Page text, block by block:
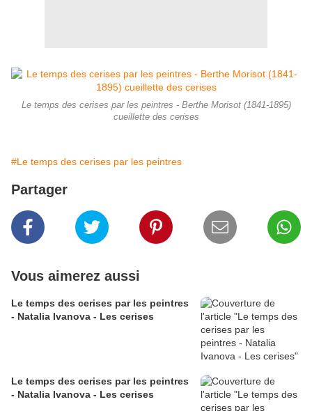
Le temps des cerises par les peintres - Berthe Morisot (1841-1895)
cueillette des cerises
#Le temps des cerises par les peintres
Partager
Vous aimerez aussi
Le temps des cerises par les peintres
- Natalia Ivanova - Les cerises
Le temps des cerises par les peintres
- Natalia Ivanova - Les cerises